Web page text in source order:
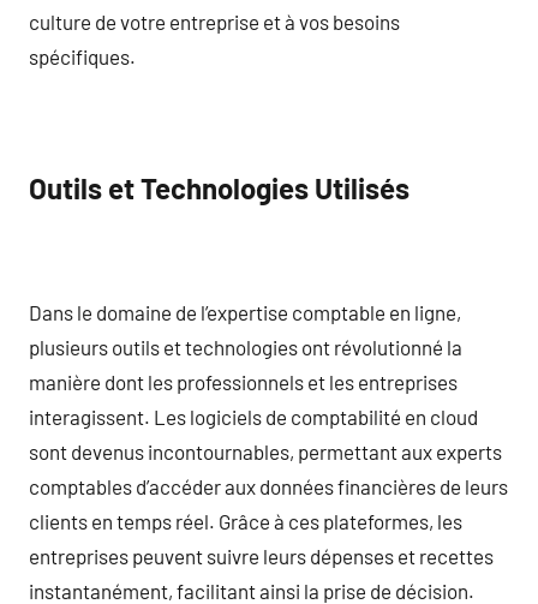
culture de votre entreprise et à vos besoins
spécifiques.
Outils et Technologies Utilisés
Dans le domaine de l’expertise comptable en ligne,
plusieurs outils et technologies ont révolutionné la
manière dont les professionnels et les entreprises
interagissent. Les logiciels de comptabilité en cloud
sont devenus incontournables, permettant aux experts
comptables d’accéder aux données financières de leurs
clients en temps réel. Grâce à ces plateformes, les
entreprises peuvent suivre leurs dépenses et recettes
instantanément, facilitant ainsi la prise de décision.